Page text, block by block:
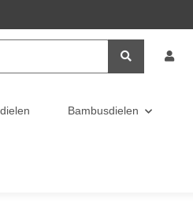
Bambusdielen